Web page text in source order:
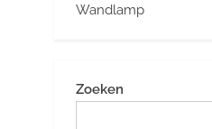
Wandlamp
Zoeken